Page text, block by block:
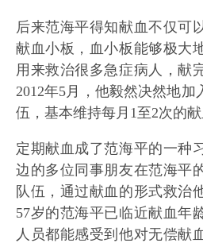
后来范海平得知献血不仅可
献血小板，血小板能够极大
用来救治很多急症病人，献
2012年5月，他毅然决然地加
伍，基本维持每月1至2次的献
定期献血成了范海平的一种
边的多位同事朋友在范海平
队伍，通过献血的形式救治
57岁的范海平已临近献血年
人员都能感受到他对无偿献